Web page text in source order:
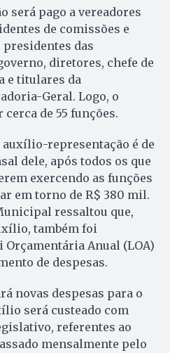
será pago a vereadores
de comissões e
das
diretores, chefe de
e titulares da
Geral. Logo, o
de 55 funções.
auxílio-representação é de
dele, após todos os que
exercendo as funções
em torno de R$ 380 mil.
ressaltou que,
também foi
Anual (LOA)
de despesas.
novas despesas para o
será custeado com
referentes ao
mensalmente pelo